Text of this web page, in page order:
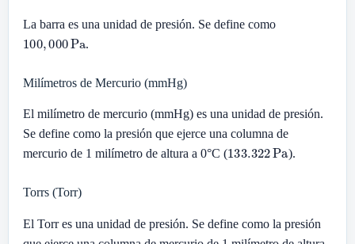
La barra es una unidad de presión. Se define como
100 000 Pa .
Milímetros de Mercurio (mmHg)
El milímetro de mercurio (mmHg) es una unidad de presión.
Se define como la presión que ejerce una columna de
mercurio de 1 milímetro de altura a 0°C (133.322Pa ).
Torrs (Torr)
El Torr es una unidad de presión. Se define como la presión